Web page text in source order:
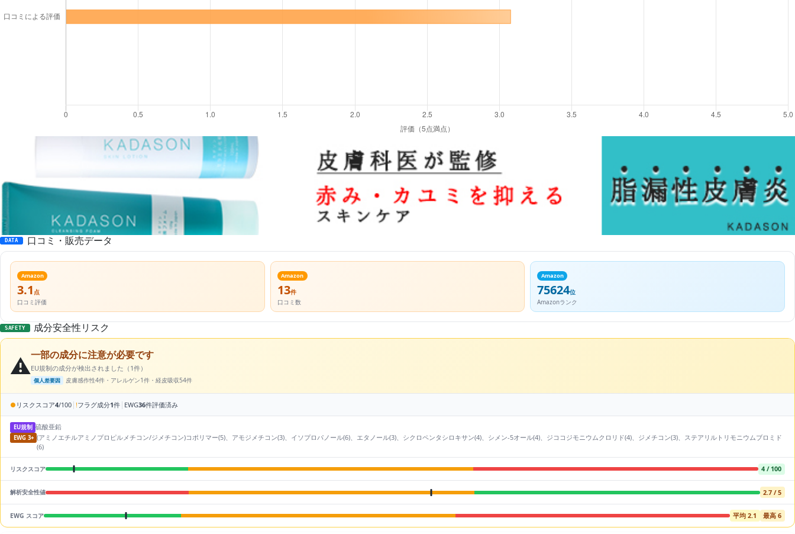
DATA 口コミ・販売データ
Amazon
3.1 点
口コミ評価
Amazon
13件
口コミ数
Amazon
75624位
Amazonランク
SAFETY 成分安全性リスク
⚠️一部の成分に注意が必要です
EU規制の成分が検出されました（1件）
個人差要因 皮膚感作性4件・アレルゲン1件・経皮吸収54件
● リスクスコア4/100 | !フラグ成分1件 | EWG36件評価済み
EU規制 硫酸亜鉛
EWG 3+ (アミノエチルアミノプロピルメチコン/ジメチコン)コポリマー(5)、アモジメチコン(3)、イソプロパノール(6)、エタノール(3)、シクロペンタシロキサン(4)、シメン-5オール(4)、ジココジモニウムクロリド(4)、ジメチコン(3)、ステアリルトリモニウムブロミド
(6)
リスクスコア 4 / 100
解析安全性値 2.7 / 5
EWG スコア 平均 2.1 最高 6